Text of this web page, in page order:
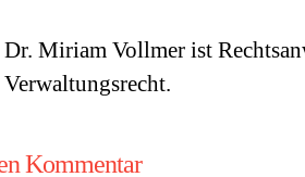
Dr. Miriam Vollmer ist
Verwaltungsrecht.
Kommentar